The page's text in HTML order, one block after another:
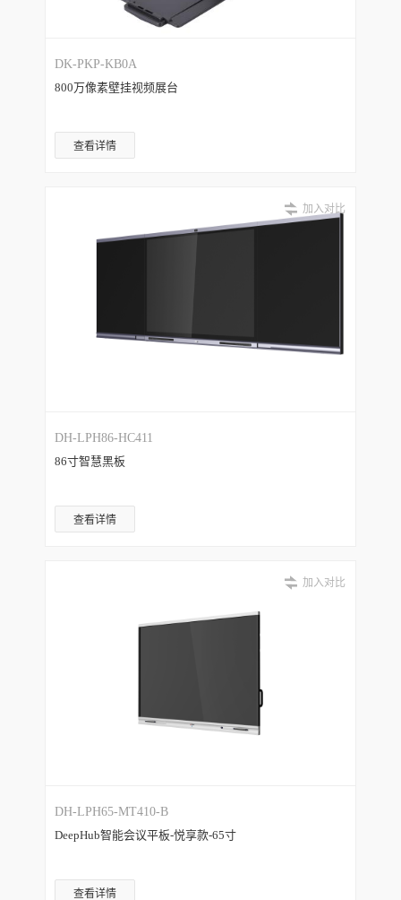
DK-PKP-KB0A
800万像素壁挂视频展台
查看详情
加入对比
DH-LPH86-HC411
86寸智慧黑板
查看详情
加入对比
DH-LPH65-MT410-B
DeepHub智能会议平板-悦享款-65寸
查看详情